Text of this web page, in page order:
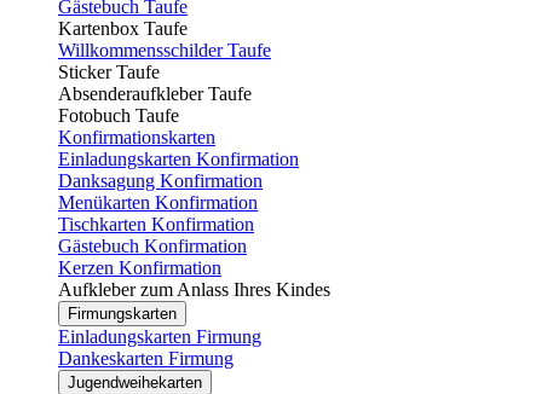
Gästebuch Taufe
Kartenbox Taufe
Willkommensschilder Taufe
Sticker Taufe
Absenderaufkleber Taufe
Fotobuch Taufe
Konfirmationskarten
Einladungskarten Konfirmation
Danksagung Konfirmation
Menükarten Konfirmation
Tischkarten Konfirmation
Gästebuch Konfirmation
Kerzen Konfirmation
Aufkleber zum Anlass Ihres Kindes
Firmungskarten
Einladungskarten Firmung
Dankeskarten Firmung
Jugendweihekarten